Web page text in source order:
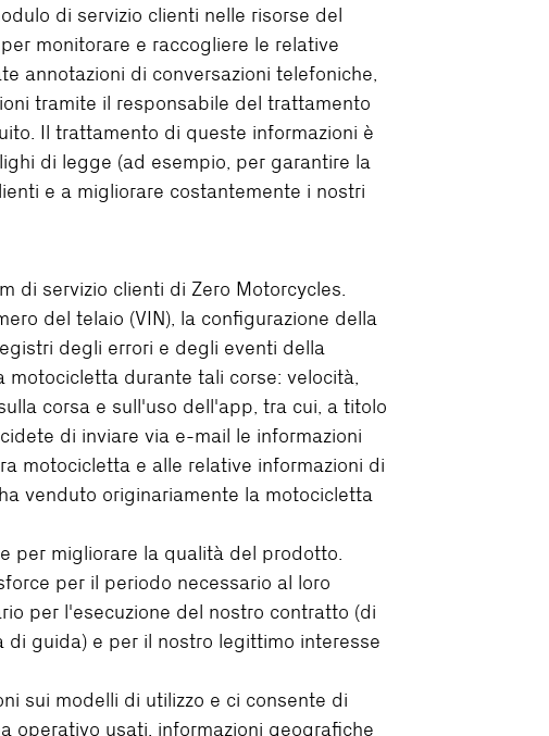
di servizio clienti nelle risorse del
monitorare e raccogliere le relative
annotazioni di conversazioni telefoniche,
tramite il responsabile del trattamento
Il trattamento di queste informazioni è
di legge (ad esempio, per garantire la
e a migliorare costantemente i nostri
di servizio clienti di Zero Motorcycles.
del telaio (VIN), la configurazione della
degli errori e degli eventi della
durante tali corse: velocità,
corsa e sull'uso dell'app, tra cui, a titolo
di inviare via e-mail le informazioni
motocicletta e alle relative informazioni di
venduto originariamente la motocicletta
per migliorare la qualità del prodotto.
per il periodo necessario al loro
per l'esecuzione del nostro contratto (di
di guida) e per il nostro legittimo interesse
sui modelli di utilizzo e ci consente di
operativo usati, informazioni geografiche